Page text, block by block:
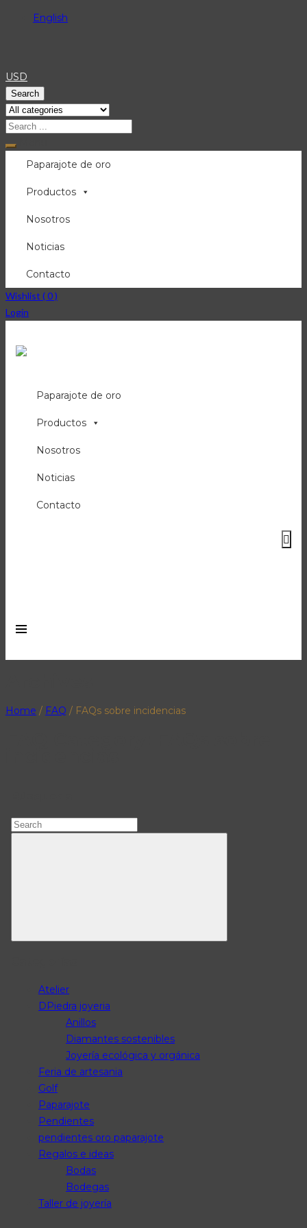
English
USD
Search
Paparajote de oro
Productos
Nosotros
Noticias
Contacto
Wishlist (0)
Login
Paparajote de oro
Productos
Nosotros
Noticias
Contacto
Home / FAQ / FAQs sobre incidencias
Atelier
DPiedra joyeria
Anillos
Diamantes sostenibles
Joyería ecológica y orgánica
Feria de artesania
Golf
Paparajote
Pendientes
pendientes oro paparajote
Regalos e ideas
Bodas
Bodegas
Taller de joyería